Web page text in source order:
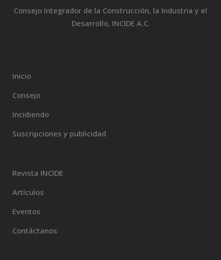
Consejo Integrador de la Construcción, la Industria y el
Desarrollo, INCIDE A.C.
Inicio
Consejo
Incidiendo
Suscripciones y publicidad
Revista INCIDE
Artículos
Eventos
Contáctanos